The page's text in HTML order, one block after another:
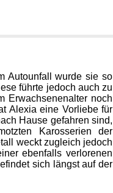
Autounfall wurde sie so
führte jedoch auch zu
Erwachsenenalter noch
Alexia eine Vorliebe für
Hause gefahren sind,
Karosserien der
weckt zugleich jedoch
ebenfalls verlorenen
sich längst auf der